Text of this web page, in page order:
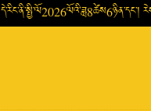
དེ་རིང་ནི་སྤྱི་ལོ2026ལོའི་ཟླ8ཚེས6ཉིན་དང་།